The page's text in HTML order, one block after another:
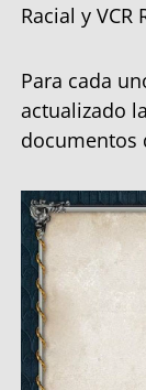
Racial y VCR
Para cada
actualizado
documentos